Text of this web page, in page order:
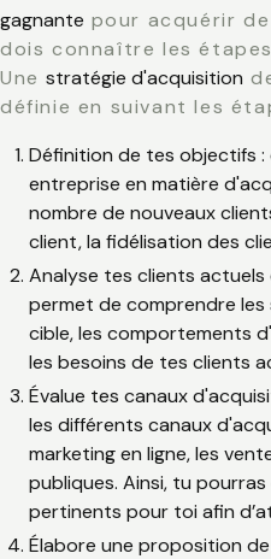
gagnante pour acquérir
dois connaître les
Unestratégie d'acquisition
définie en suivant les
Définition de tes objectifs :
entreprise en matière
nombre de nouveaux
client, la fidélisation des
Analyse tes clients
permet de comprendre
cible, les comportements
les besoins de tes clients
Évalue tes canaux
les différents canaux
marketing en ligne, les
publiques. Ainsi, tu
pertinents pour toi afin
Élabore une proposition